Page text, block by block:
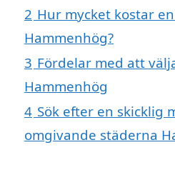
2 Hur mycket kostar
Hammenhög?
3 Fördelar med att
Hammenhög
4 Sök efter en skicklig
omgivande städerna